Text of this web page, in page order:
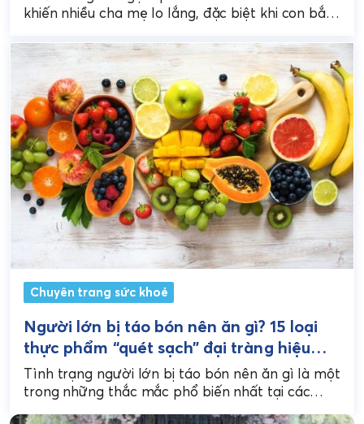
khiến nhiều cha mẹ lo lắng, đặc biệt khi con bắt
Chuyên trang sức khoẻ
Người lớn bị táo bón nên ăn gì? 15 loại
thực phẩm “quét sạch” đại tràng hiệu
quả nhất
Tình trạng người lớn bị táo bón nên ăn gì là một
trong những thắc mắc phổ biến nhất tại các